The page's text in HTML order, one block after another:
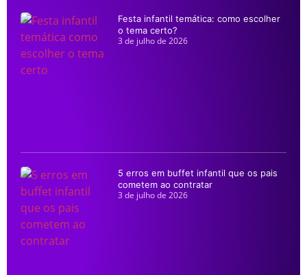
Festa infantil temática: como escolher
o tema certo?
3 de julho de 2026
5 erros em buffet infantil que os pais
cometem ao contratar
3 de julho de 2026